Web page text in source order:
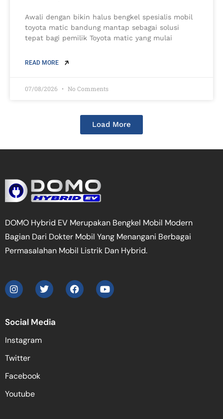
Awali dengan bikin halus bengkel spesialis mobil
toyota matic bandung mantap sebagai solusi
tepat bagi pemilik Toyota matic yang mulai
READ MORE
07/08/2026 No Comments
Load More
DOMO Hybrid EV Merupakan Bengkel Mobil Modern
Bagian Dari Dokter Mobil Yang Menangani Berbagai
Permasalahan Mobil Listrik Dan Hybrid.
Social Media
Instagram
Twitter
Facebook
Youtube